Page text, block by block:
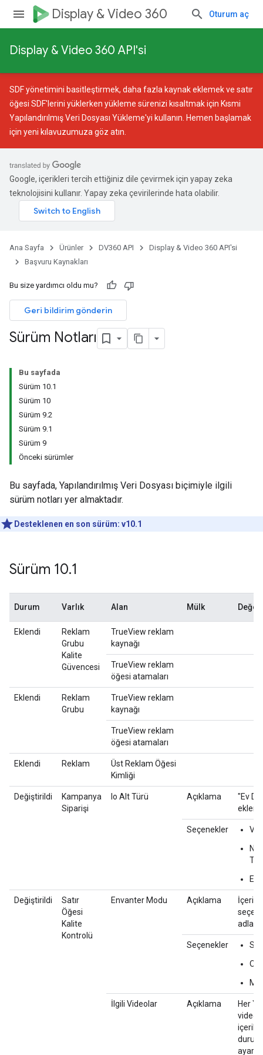
Display & Video 360 Oturum aç
Display & Video 360 API'si
SDF yönetimini basitleştirmek, daha fazla kaynak eklemek ve satır
öğesi SDF'lerini yüklerken yükleme sürenizi kısaltmak için Kısmi
Yapılandırılmış Veri Dosyası Yükleme'yi kullanın. Hemen başlamak
için yeni kılavuzumuza göz atın.
Google, içerikleri tercih ettiğiniz dile çevirmek için yapay zeka
teknolojisini kullanır. Yapay zeka çevirilerinde hata olabilir.
Ana Sayfa Ürünler DV360 API
Display & Video 360 API'si
Başvuru Kaynakları
Bu size yardımcı oldu mu?
Geri bildirim gönderin
Sürüm Notları
Bu sayfada
Sürüm 10.1
Sürüm 10
Sürüm 9.2
Sürüm 9.1
Sürüm 9
Önceki sürümler
Bu sayfada, Yapılandırılmış Veri Dosyası biçimiyle ilgili
sürüm notları yer almaktadır.
Desteklenen en son sürüm: v10.1
Sürüm 10.1
Durum Varlık Alan Mülk
Eklendi
Reklam
Grubu
Kalite
Güvencesi
TrueView reklam
kaynağı
TrueView reklam
öğesi atamaları
Eklendi
Reklam
Grubu
TrueView reklam
kaynağı
TrueView reklam
öğesi atamaları
Eklendi Reklam
Üst Reklam Öğesi
Kimliği
Değiştirildi
Kampanya
Siparişi
Io Alt Türü Açıklama
"Ev
Seçenekler
Ev
Değiştirildi
Satır
Öğesi
Kalite
Kontrolü
Envanter Modu Açıklama
İçerik
Seçenekler
İlgili Videolar Açıklama
Her
içerik